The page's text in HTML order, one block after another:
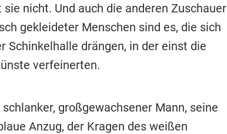
nicht. Und auch die anderen Zuschauer
gekleideter Menschen sind es, die sich
Schinkelhalle drängen, in der einst die
verfeinerten.
großgewachsener Mann, seine
Anzug, der Kragen des weißen